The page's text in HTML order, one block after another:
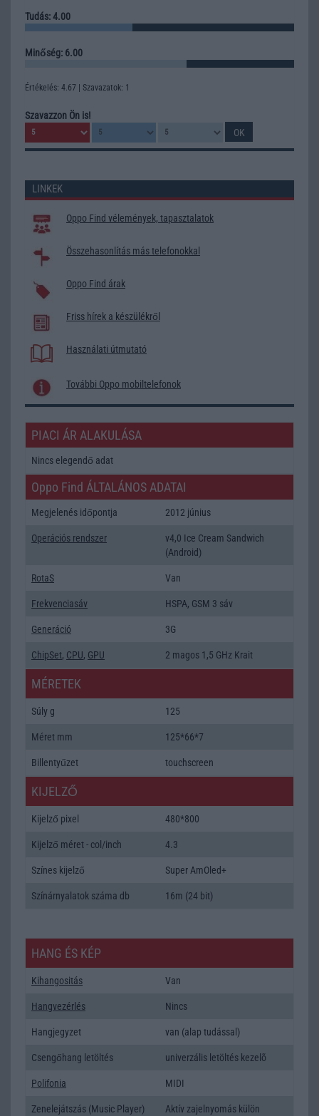
Tudás: 4.00
Minőség: 6.00
Értékelés: 4.67 | Szavazatok: 1
Szavazzon Ön is!
LINKEK
Oppo Find vélemények, tapasztalatok
Összehasonlítás más telefonokkal
Oppo Find árak
Friss hírek a készülékről
Használati útmutató
További Oppo mobiltelefonok
PIACI ÁR ALAKULÁSA
Nincs elegendő adat
Oppo Find ÁLTALÁNOS ADATAI
Megjelenés időpontja 2012 június
Operációs rendszer
v4,0 Ice Cream Sandwich
(Android)
RotaS Van
Frekvenciasáv HSPA, GSM 3 sáv
Generáció 3G
ChipSet, CPU, GPU 2 magos 1,5 GHz Krait
MÉRETEK
Súly g 125
Méret mm 125*66*7
Billentyűzet touchscreen
KIJELZŐ
Kijelző pixel 480*800
Kijelző méret - col/inch 4.3
Színes kijelző Super AmOled+
Színárnyalatok száma db 16m (24 bit)
HANG ÉS KÉP
Kihangositás Van
Hangvezérlés Nincs
Hangjegyzet van (alap tudással)
Csengőhang letöltés univerzális letöltés kezelõ
Polifonia MIDI
Zenelejátszás (Music Player) Aktív zajelnyomás külön